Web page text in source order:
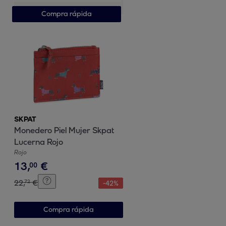
Compra rápida
SKPAT
Monedero Piel Mujer Skpat
Lucerna Rojo
Rojo
13,00 €
22,72 € -42%
Compra rápida